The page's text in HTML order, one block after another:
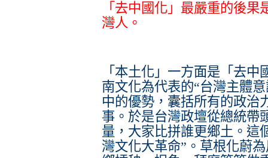
「去中國化」最嚴重的後
灣人。
「本土化」一方面是「去
南文化為代表的“台灣主體
中的優勢，囊括所有的政治
事。於是台灣政壇從總統帶
量，大家比拼誰更鄉土。這
灣文化大革命”。草根化蔚